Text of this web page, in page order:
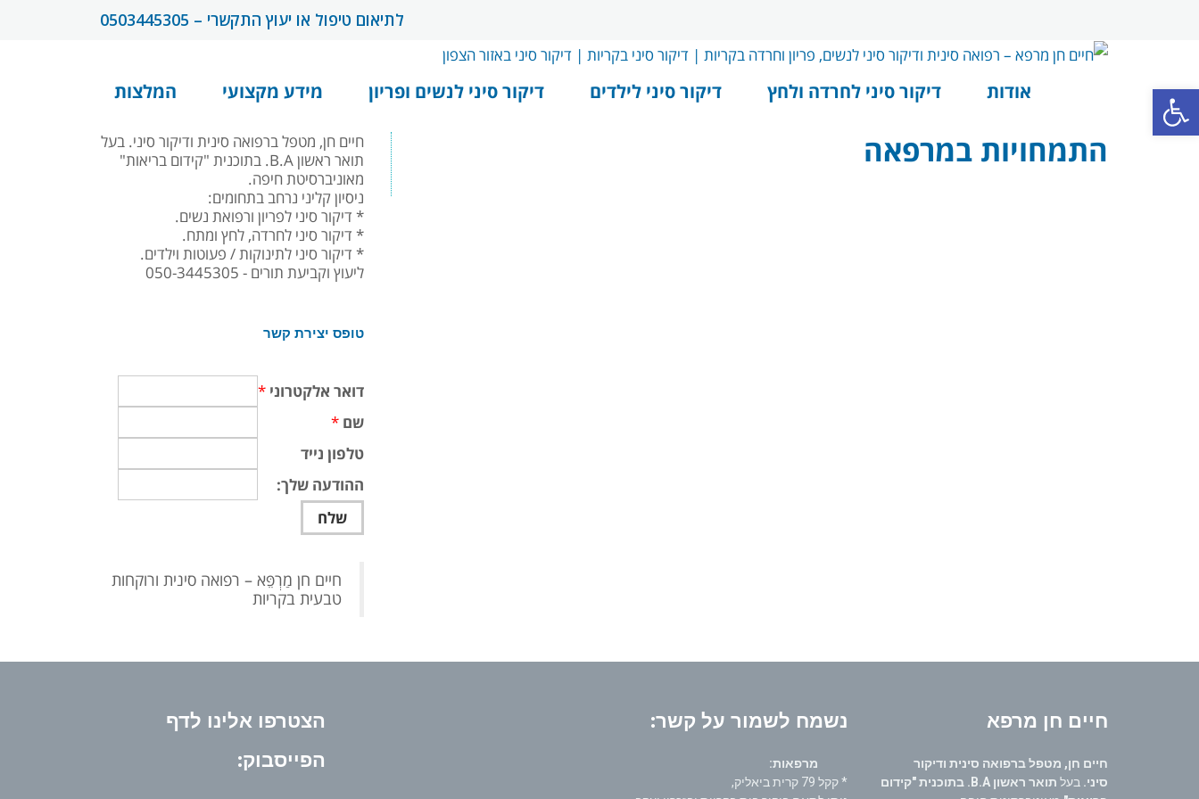
פתח סרגל נגישות
לתיאום טיפול או יעוץ התקשרי – 0503445305
אודות דיקור סיני לחרדה ולחץ דיקור סיני לילדים דיקור סיני לנשים ופריון מידע מקצועי המלצות
התמחויות במרפאה
חיים חן, מטפל ברפואה סינית ודיקור סיני. בעל
תואר ראשון B.A. בתוכנית "קידום בריאות"
מאוניברסיטת חיפה.
ניסיון קליני נרחב בתחומים:
* דיקור סיני לפריון ורפואת נשים.
* דיקור סיני לחרדה, לחץ ומתח.
* דיקור סיני לתינוקות / פעוטות וילדים.
ליעוץ וקביעת תורים - 050-3445305
טופס יצירת קשר
דואר אלקטרוני *
שם *
טלפון נייד
ההודעה שלך:
‏חיים חן מַרְפֵּא – רפואה סינית ורוקחות
טבעית בקריות‏
חיים חן מרפא
חיים חן, מטפל ברפואה סינית ודיקור
סיני. בעל
תואר ראשון B.A. בתוכנית "קידום
נשמח לשמור על קשר:
מרפאות:
* קקל 79 קרית ביאליק,
הצטרפו אלינו לדף
הפייסבוק: